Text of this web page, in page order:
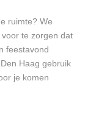
ruimte? We
te zorgen dat
feestavond
Haag gebruik
je komen